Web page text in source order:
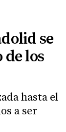
se
los
hasta el
a ser